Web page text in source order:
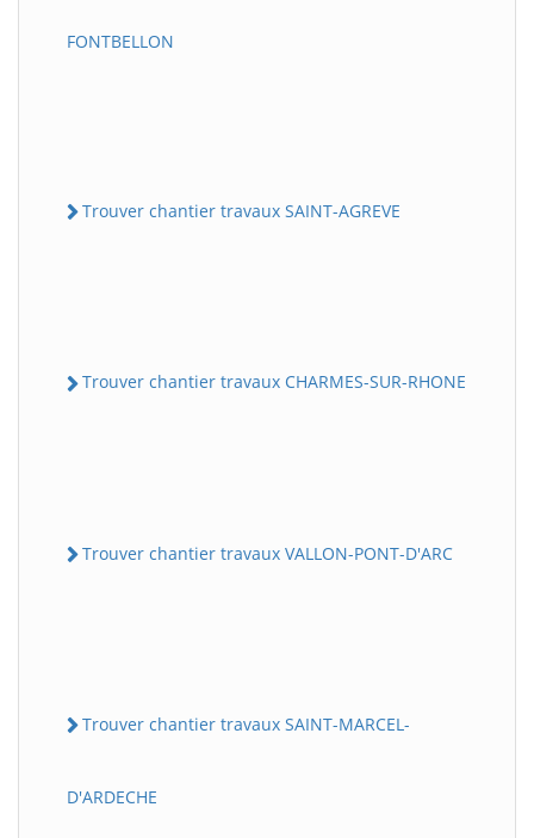
FONTBELLON
Trouver chantier travaux SAINT-AGREVE
Trouver chantier travaux CHARMES-SUR-RHONE
Trouver chantier travaux VALLON-PONT-D'ARC
Trouver chantier travaux SAINT-MARCEL-
D'ARDECHE